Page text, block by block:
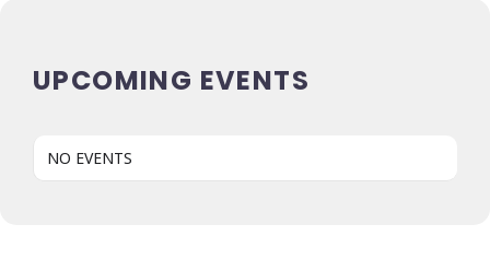
UPCOMING EVENTS
NO EVENTS